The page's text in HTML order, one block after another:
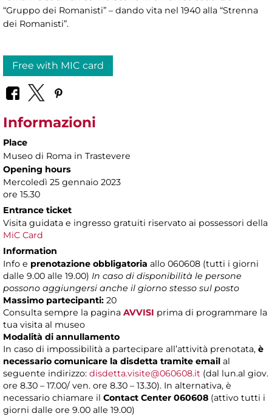
“Gruppo dei Romanisti” – dando vita nel 1940 alla “Strenna
dei Romanisti”.
Free with MIC card
Informazioni
Place
Museo di Roma in Trastevere
Opening hours
Mercoledì 25 gennaio 2023
ore 15.30
Entrance ticket
Visita guidata e ingresso gratuiti riservato ai possessori della
MiC Card
Information
Info e prenotazione obbligatoria allo 060608 (tutti i giorni
dalle 9.00 alle 19.00) In caso di disponibilità le persone
possono aggiungersi anche il giorno stesso sul posto
Massimo partecipanti: 20
Consulta sempre la pagina AVVISI prima di programmare la
tua visita al museo
Modalità di annullamento
In caso di impossibilità a partecipare all’attività prenotata, è
necessario comunicare la disdetta tramite email al
seguente indirizzo: disdetta.visite@060608.it (dal lun.al giov.
ore 8.30 – 17.00/ ven. ore 8.30 – 13.30). In alternativa, è
necessario chiamare il Contact Center 060608 (attivo tutti i
giorni dalle ore 9.00 alle 19.00)